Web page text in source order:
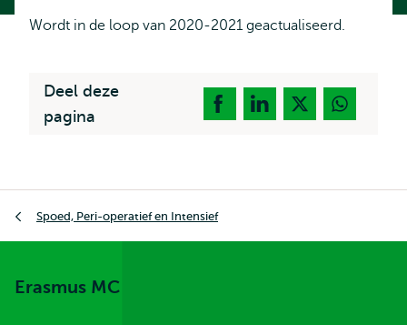
Wordt in de loop van 2020-2021 geactualiseerd.
Deel deze
pagina
Spoed, Peri-operatief en Intensief
Erasmus MC